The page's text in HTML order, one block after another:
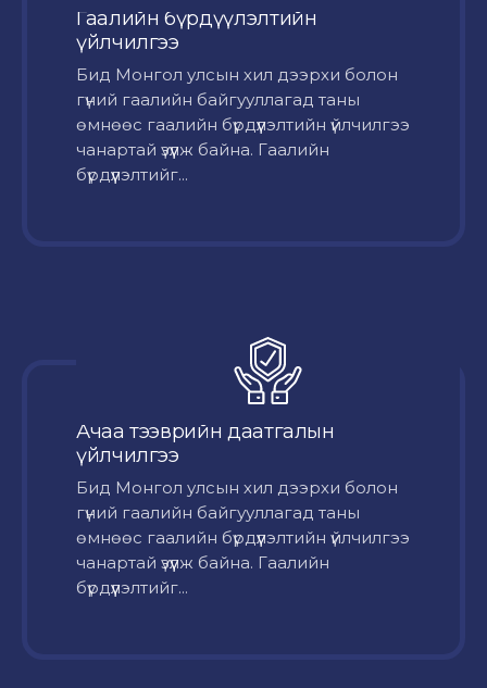
Гаалийн бүрдүүлэлтийн
үйлчилгээ
Бид Монгол улсын хил дээрхи болон
гүний гаалийн байгууллагад таны
өмнөөс гаалийн бүрдүүлэлтийн үйлчилгээ
чанартай үзүүлж байна. Гаалийн
бүрдүүлэлтийг...
Ачаа тээврийн даатгалын
үйлчилгээ
Бид Монгол улсын хил дээрхи болон
гүний гаалийн байгууллагад таны
өмнөөс гаалийн бүрдүүлэлтийн үйлчилгээ
чанартай үзүүлж байна. Гаалийн
бүрдүүлэлтийг...